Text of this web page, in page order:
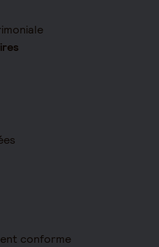
conforme